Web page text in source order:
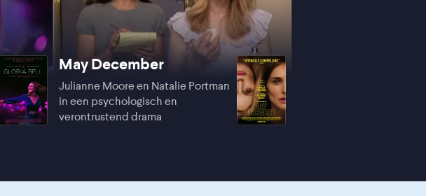
May December
Julianne Moore en Natalie Portman
in een psychologisch en
verontrustend drama